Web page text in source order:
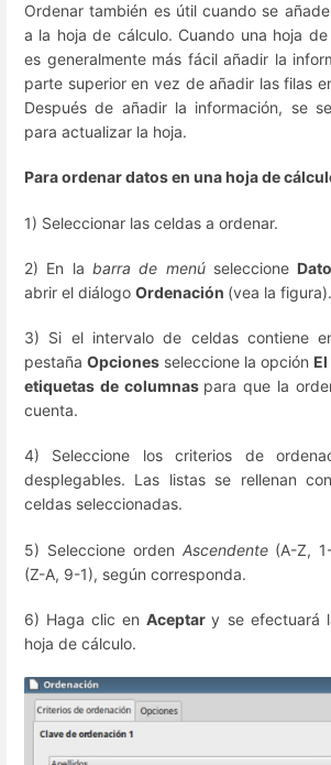
Ordenar también es útil cuando se
a la hoja de cálculo. Cuando una hoja
es generalmente más fácil añadir la
parte superior en vez de añadir las filas
Después de añadir la información, se
para actualizar la hoja.
Para ordenar datos en una hoja de
1) Seleccionar las celdas a ordenar.
2) En la barra de menú seleccione
abrir el diálogo Ordenación (vea la figura).
3) Si el intervalo de celdas contiene
pestañaOpciones seleccione la opción
etiquetas de columnas para que la
cuenta.
4) Seleccione los criterios de
desplegables. Las listas se rellenan
celdas seleccionadas.
5) Seleccione orden Ascendente (A-Z,
(Z-A, 9-1), según corresponda.
6) Haga clic enAceptary se efectuará
hoja de cálculo.